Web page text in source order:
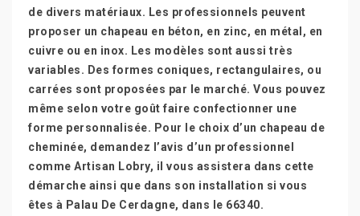
de divers matériaux. Les professionnels peuvent
proposer un chapeau en béton, en zinc, en métal, en
cuivre ou en inox. Les modèles sont aussi très
variables. Des formes coniques, rectangulaires, ou
carrées sont proposées par le marché. Vous pouvez
même selon votre goût faire confectionner une
forme personnalisée. Pour le choix d’un chapeau de
cheminée, demandez l’avis d’un professionnel
comme Artisan Lobry, il vous assistera dans cette
démarche ainsi que dans son installation si vous
êtes à Palau De Cerdagne, dans le 66340.